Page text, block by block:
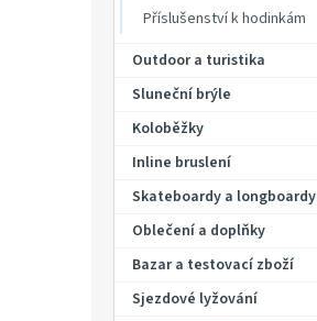
Příslušenství k hodinkám
Outdoor a turistika
Sluneční brýle
Koloběžky
Inline bruslení
Skateboardy a longboardy
Oblečení a doplňky
Bazar a testovací zboží
Sjezdové lyžování